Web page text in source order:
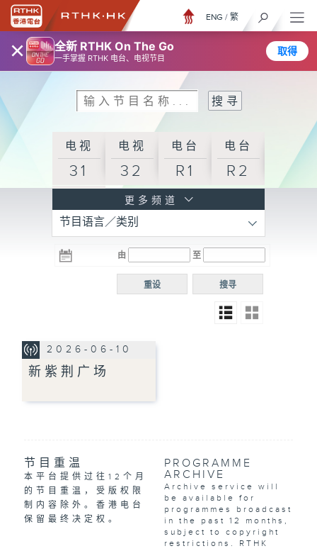
× 全新 RTHK On The Go
一手掌握 RTHK 电台、电视节目
取得
ENG / 繁
电视
31
电视
32
电台
R1
电台
R2
R3
电台 电台
R5
电台
普通
更多频道
节目语言／类别
由 至
搜寻
重设
2026-06-10
新紫荆广场
节目重温
本平台提供过往12个月
的节目重温，受版权限
制内容除外。香港电台
保留最终决定权。
PROGRAMME
ARCHIVE
Archive service will
be available for
programmes broadcast
in the past 12 months,
subject to copyright
restrictions. RTHK